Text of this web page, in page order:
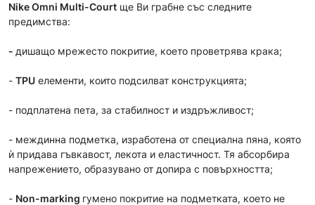
Nike Omni Multi-Court ще Ви грабнe със следните
предимства:
- дишащo мрежесто покритие, което проветрява крака;
- TPU елементи, които подсилват конструкцията;
- подплатена пета, за стабилност и издръжливост;
- междинна подметка, изработена от специална пяна, която
ѝ придава гъвкавост, лекота и еластичност. Тя абсорбира
напрежението, образувано от допира с повърхността;
- Non-marking гумено покритие на подметката, което не